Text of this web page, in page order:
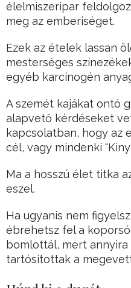
élelmiszeripar
meg az emberiséget.
Ezek az ételek lassan
mesterséges
egyéb karcinogén
A szemét kajákat ontó
alapvető kérdéseket
kapcsolatban, hogy az
cél, vagy mindenki
Ma a hosszú élet titka
eszel.
Ha ugyanis nem
ébrehetsz fel a
bomlottál, mert
tartósítottak a